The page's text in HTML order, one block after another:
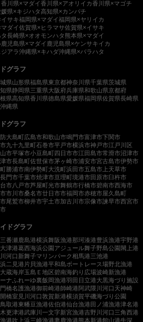
香川県×マダイ香川県×アオリイカ香川県×マゴチ
県×キジハタ高知県×カンパチ
サキ福岡県×マダイ福岡県×ヤリイカ
ダイ佐賀県×ヒラマサ佐賀県×イサキ
長崎県×オオモンハタ 熊本県×マダイ
鹿児島県×マダイ 鹿児島県×ケンサキイカ
アラ沖縄県×キハダ沖縄県×バラハタ
グラフ
県山形県福島県東京都神奈川県千葉県茨城県
県静岡県三重県大阪府兵庫県和歌山県京都府
県高知県香川県徳島県愛媛県福岡県佐賀県長崎県
沖縄県
グラフ
大島町広島市和歌山市鳴門市富津市下関市
九十九里町石巻市平戸市横浜市神戸市江戸川区
市平塚市小豆島町四日市市江田島市常滑市沼津市
津市長島町佐世保市茅ヶ崎市浦安市宮古島市伊勢市
勝浦市南伊勢町大洗町浜田市五島市 上天草市
長門市千葉市焼津市亘理町境港市田原市臼杵市
市八戸市芦屋町光市舞鶴市行橋市碧南市西海市
市川市桑名市廿日市市福岡市赤穂市屋久島町
尾鷲市柳井市宇土市加古川市宗像市諫早市西宮市
ドグラフ
三番瀬鹿島港横浜舞阪漁港那珂湊港豊浜漁港宇野港
大津港葛西海浜公園 アジュール舞子野島公園 閖上港
河口 新舞子マリンパーク相馬港三池港
二見港 片貝漁港平和島ボートレース場野北漁港
大蔵海岸玉島Ｅ地区碧南海釣り広場波崎新漁港
ナふれーゆ裏飯岡漁港羽田 日立港大黒海づり施設
橋名護漁港御前崎港師崎港 阿武隈川河口 天神崎
橋室見川河口敦賀新港横須賀平磯海づり公園
鳥取港東幡豆漁港佐伯港仙台漁港 田ノ浦漁港津名港
木更津港武庫川一文字新宮漁港吉野川河口 三角西港
港吹上浜三崎漁港妻鹿漁港熊本新港館山港牛深